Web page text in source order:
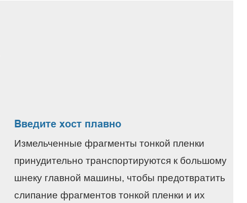
Введите хост плавно
Измельченные фрагменты тонкой пленки
принудительно транспортируются к большому
шнеку главной машины, чтобы предотвратить
слипание фрагментов тонкой пленки и их